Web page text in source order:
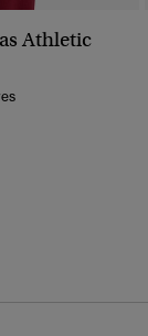
Athletic